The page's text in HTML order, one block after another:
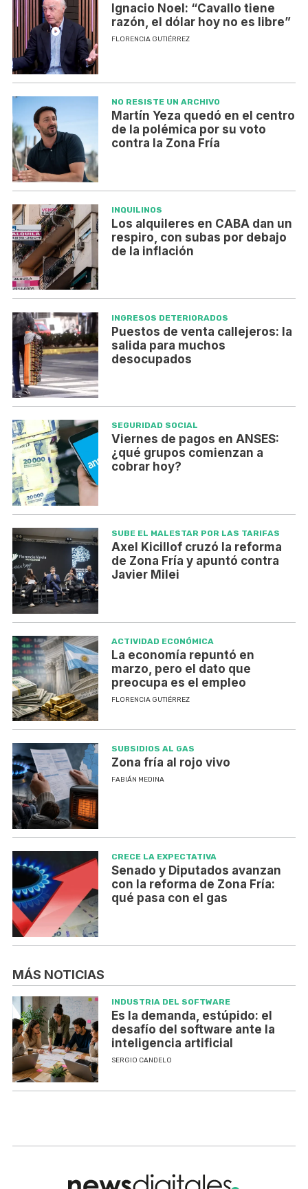
Ignacio Noel: “Cavallo tiene
razón, el dólar hoy no es libre”
FLORENCIA GUTIÉRREZ
NO RESISTE UN ARCHIVO
Martín Yeza quedó en el centro
de la polémica por su voto
contra la Zona Fría
INQUILINOS
Los alquileres en CABA dan un
respiro, con subas por debajo
de la inflación
INGRESOS DETERIORADOS
Puestos de venta callejeros: la
salida para muchos
desocupados
SEGURIDAD SOCIAL
Viernes de pagos en ANSES:
¿qué grupos comienzan a
cobrar hoy?
SUBE EL MALESTAR POR LAS TARIFAS
Axel Kicillof cruzó la reforma
de Zona Fría y apuntó contra
Javier Milei
ACTIVIDAD ECONÓMICA
La economía repuntó en
marzo, pero el dato que
preocupa es el empleo
FLORENCIA GUTIÉRREZ
SUBSIDIOS AL GAS
Zona fría al rojo vivo
FABIÁN MEDINA
CRECE LA EXPECTATIVA
Senado y Diputados avanzan
con la reforma de Zona Fría:
qué pasa con el gas
MÁS NOTICIAS
INDUSTRIA DEL SOFTWARE
Es la demanda, estúpido: el
desafío del software ante la
inteligencia artificial
SERGIO CANDELO